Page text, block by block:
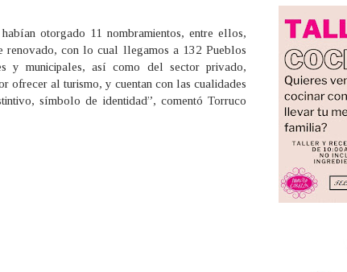
otorgado 11 nombramientos, entre ellos,
renovado, con lo cual llegamos a 132 Pueblos
y municipales, así como del sector privado,
ofrecer al turismo, y cuentan con las cualidades
símbolo de identidad”, comentó Torruco